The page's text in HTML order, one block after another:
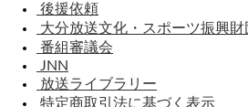
後援依頼
大分放送文化・スポーツ振興財
番組審議会
JNN
放送ライブラリー
特定商取引法に基づく表示